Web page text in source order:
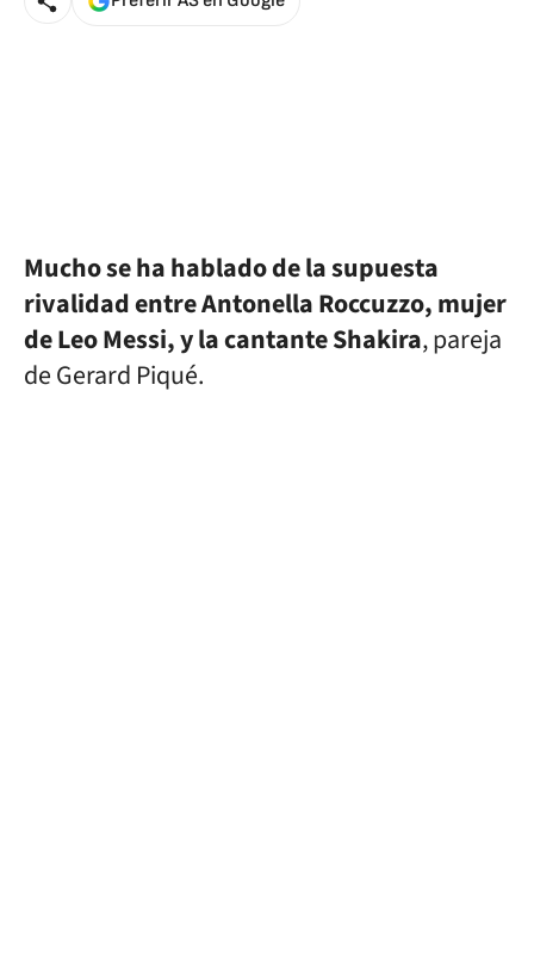
Mucho se ha hablado de la supuesta
rivalidad entre Antonella Roccuzzo, mujer
de Leo Messi, y la cantante Shakira, pareja
de Gerard Piqué.